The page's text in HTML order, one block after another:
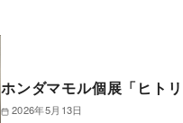
ホンダマモル個展「ヒト
2026年5月13日